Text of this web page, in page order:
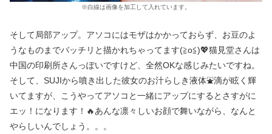
※白線は画像を加工して入れています。
そして局部アップ。アソコにはモザはかかっておらず、お豆のよ
うなものまでバッチリと描かれちゃってます(≧o≦)💖猫見堂さんは
中国の印刷所さんっぽいですけど、全然OKな感じみたいですね。
そして、SUJIから噴き出した彼女のお汁らしき液体⛲滴が眩く輝
いてますが、こうやってアソコと一緒にアップにするとさすがに
エッ！になります！🔥あんな凛々しいお顔で舞いながら、なんと
やらしいんでしょう。。。